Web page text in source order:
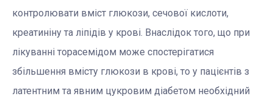
контролювати вміст глюкози, сечової кислоти,
креатиніну та ліпідів у крові. Внаслідок того, що при
лікуванні торасемідом може спостерігатися
збільшення вмісту глюкози в крові, то у пацієнтів з
латентним та явним цукровим діабетом необхідний